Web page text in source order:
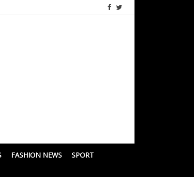
FASHION NEWS SPORT